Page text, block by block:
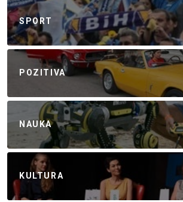
SPORT
POZITIVA
NAUKA
KULTURA